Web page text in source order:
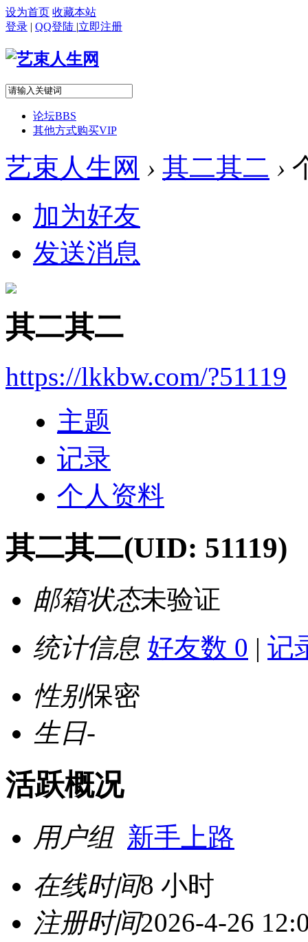
设为首页 收藏本站
登录 | QQ登陆 |立即注册
论坛BBS
其他方式购买VIP
艺束人生网 › 其二其二 ›
加为好友
发送消息
其二其二
https://lkkbw.com/?51119
主题
记录
个人资料
其二其二(UID: 51119)
邮箱状态未验证
统计信息 好友数 0 | 记
性别保密
生日-
活跃概况
用户组 新手上路
在线时间8 小时
注册时间2026-4-26